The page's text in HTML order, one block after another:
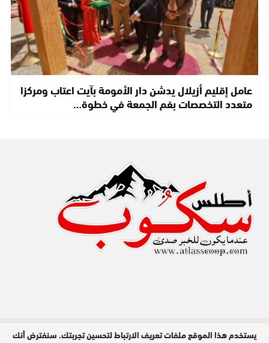
عامل إقليم أزيلال يدشن دار الأمومة بآيت اعتاب ومركزا
متعدد التخصصات بفم الجمعة في خطوة…
مدير النشر : عبد الله عزي / جميع الحقوق
يستخدم هذا الموقع ملفات تعريف الارتباط لتحسين تجربتك. سنفترض أنك